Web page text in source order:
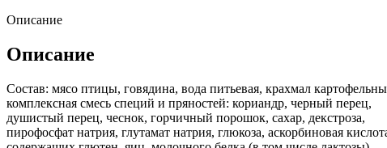
Описание
Описание
Состав: мясо птицы, говядина, вода питьевая, крахмал
комплексная смесь специй и пряностей: кориандр, черный перец,
душистый перец, чеснок, горчичный порошок, сахар, декстроза,
пирофосфат натрия, глутамат натрия, глюкоза, аскорбиновая